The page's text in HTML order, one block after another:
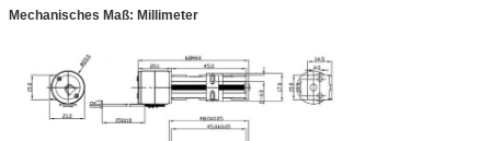
Mechanisches Maß: Millimeter